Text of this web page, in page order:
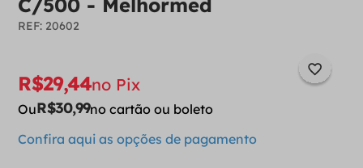
C/500 - Melhormed
: 20602
R$29,44no Pix
OuR$30,99no cartão ou boleto
Confira aqui as opções de pagamento